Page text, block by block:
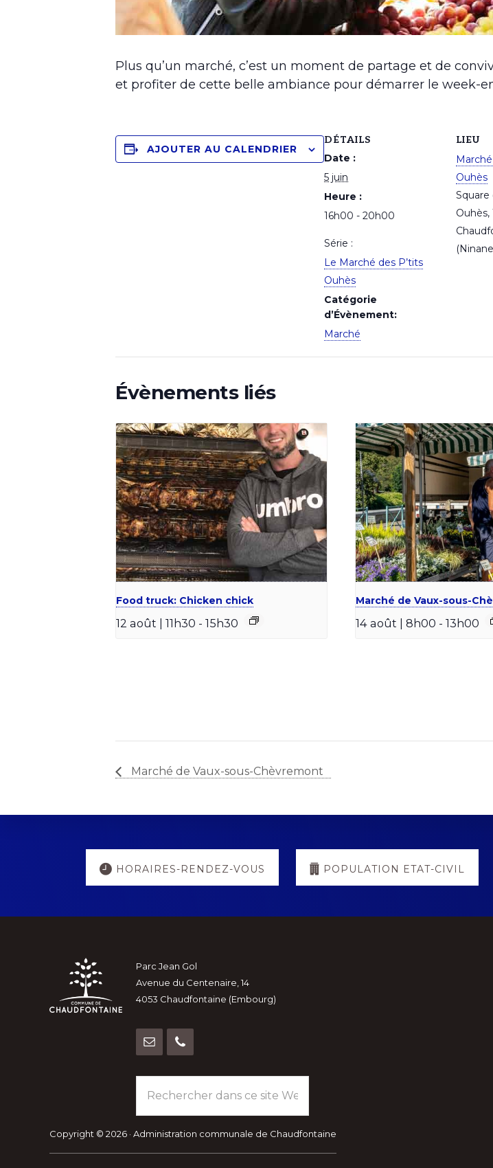
Plus qu’un marché, c’est un moment de partage et de
et profiter de cette belle ambiance pour démarrer le week-
AJOUTER AU CALENDRIER
DÉTAILS
Date :
5 juin
Heure :
16h00 - 20h00
Série :
Le Marché des P’tits
Ouhès
Catégorie
d’Évènement:
Marché
LIEU
Ouhès
Ouhès,
Évènements liés
Food truck: Chicken chick
12 août | 11h30 - 15h30
Marché de Vaux-sous-
14 août | 8h00 - 13h00
Marché de Vaux-sous-Chèvremont
Explore
more
HORAIRES-RENDEZ-VOUS POPULATION ETAT-CIVIL
Footer
Parc Jean Gol
Avenue du Centenaire, 14
4053 Chaudfontaine (Embourg)
dans
ce
site
Copyright © 2026 · Administration communale de Chaudfontaine